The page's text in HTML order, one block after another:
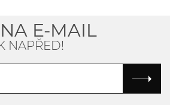
E-MAIL
NAPŘED!